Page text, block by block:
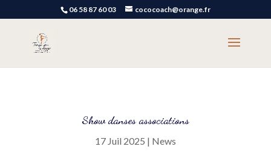
06 58 87 60 03 cococoach@orange.fr
Show danses associations
17 Juil 2025 | News